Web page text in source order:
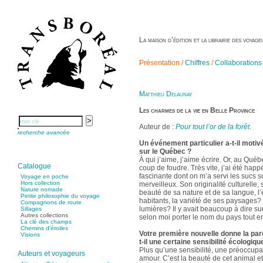
recherche avancée
Catalogue
Voyage en poche
Hors collection
Nature nomade
Petite philosophie du voyage
Compagnons de route
Sillages
Autres collections
La clé des champs
Chemins d’étoiles
Visions
Auteurs et voyageurs
La maison d’édition et la librairie des
Présentation /Chiffres /Collaborations
Matthieu Delaunay
Les charmes de la vie en Belle Province
Auteur de : Pour tout l’or de la forêt.
Un événement particulier a-t-il
sur le Québec ?
À qui j’aime, j’aime écrire. Or, au
coup de foudre. Très vite, j’ai été
fascinante dont on m’a servi les sucs
merveilleux. Son originalité culturelle,
beauté de sa nature et de sa langue,
habitants, la variété de ses
lumières? Il y avait beaucoup à dire
selon moi porter le nom du pays tout
Votre première nouvelle donne la
t-il une certaine sensibilité
Plus qu’une sensibilité, une
amour. C’est la beauté de cet animal